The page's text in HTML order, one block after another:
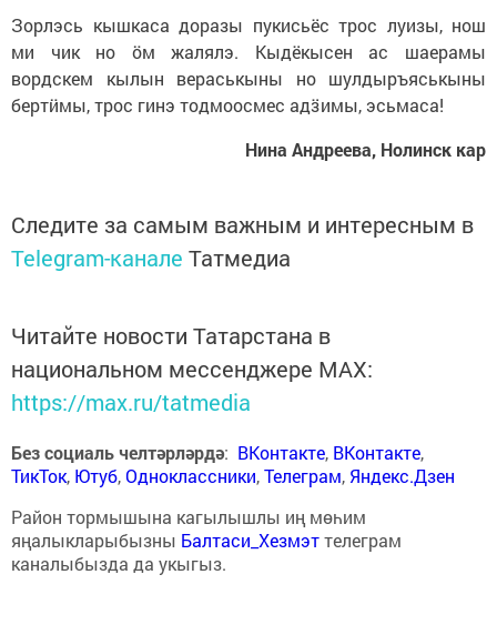
Зорлэсь кышкаса доразы пукисьёс трос луизы, нош
ми чик но ӧм жалялэ. Кыдёкысен ас шаерамы
вордскем кылын вераськыны но шулдыръяськыны
бертӥмы, трос гинэ тодмоосмес адӟимы, эсьмаса!
Нина Андреева, Нолинск кар
Следите за самым важным и интересным в
Telegram-канале Татмедиа
Читайте новости Татарстана в
национальном мессенджере MАХ:
https://max.ru/tatmedia
Без социаль челтәрләрдә: ВКонтакте, ВКонтакте,
ТикТок, Ютуб,Одноклассники,Телеграм, Яндекс.Дзен
Район тормышына кагылышлы иң мөһим
яңалыкларыбызны Балтаси_Хезмэттелеграм
каналыбызда да укыгыз.